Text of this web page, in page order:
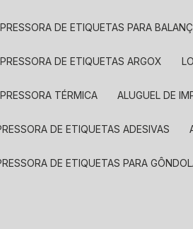
DE ETIQUETAS PARA
DE ETIQUETAS ARGOX
TÉRMICA ALUGUEL DE
DE ETIQUETAS ADESIVAS
DE ETIQUETAS PARA